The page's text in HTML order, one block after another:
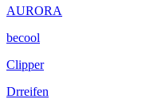
AURORA
becool
Clipper
Drreifen